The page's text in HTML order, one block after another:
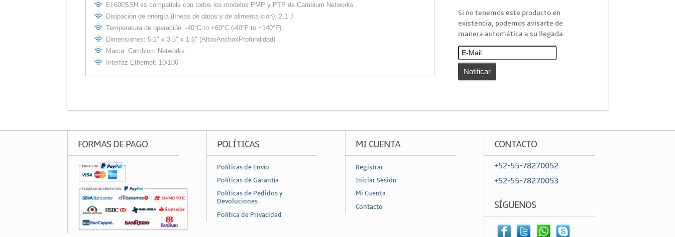
El 600SSH es compatible con todos los modelos PMP y PTP de Cambium Networks
Disipación de energía (líneas de datos y de alimenta ción): 2.1 J
Temperatura de operación: -40°C to +60°C (-40°F to +140°F)
Dimensiones: 5.1" x 3.5" x 1.6" (AltoxAnchoxProfundidad)
Marca: Cambium Networks
Interfaz Ethernet: 10/100
Cajas de Distribución
Canaleta
Conectores de RF
Conectores RJ45 / RJ11
Otros Conectores y Accesorios
Convertidores y Adaptadores
Fibra Óptica
Accesorios
Acopladores y Conectores
Si no tenemos este producto en
existencia, podemos avisarte de
manera automática a su llegada.
FORMAS DE PAGO POLÍTICAS
Políticas de Envío
Políticas de Garantía
Políticas de Pedidos y
Devoluciones
Política de Privacidad
MI CUENTA
Registrar
Iniciar Sesión
Mi Cuenta
Contacto
CONTACTO
+52-55-78270052
+52-55-78270053
SÍGUENOS